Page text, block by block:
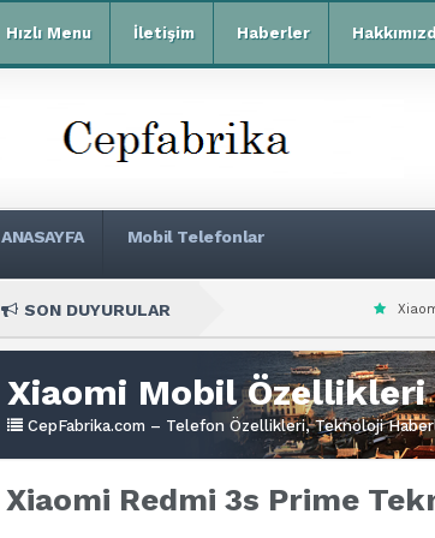
Hızlı Menu İletişim Haberler
ANASAYFA Mobil Telefonlar
SON DUYURULAR Xiaomi Redmi R70m
Xiaomi Mobil Özellikleri
CepFabrika.com – Telefon Özellikleri, Teknoloji
Xiaomi Redmi 3s Prime